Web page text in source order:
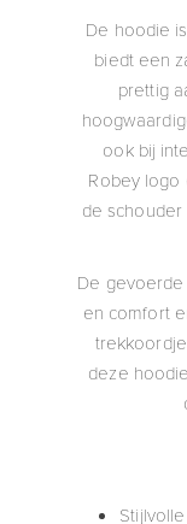
De hoodie
biedt een
prettig
ook bij
Robey
de
De
en comfort
deze